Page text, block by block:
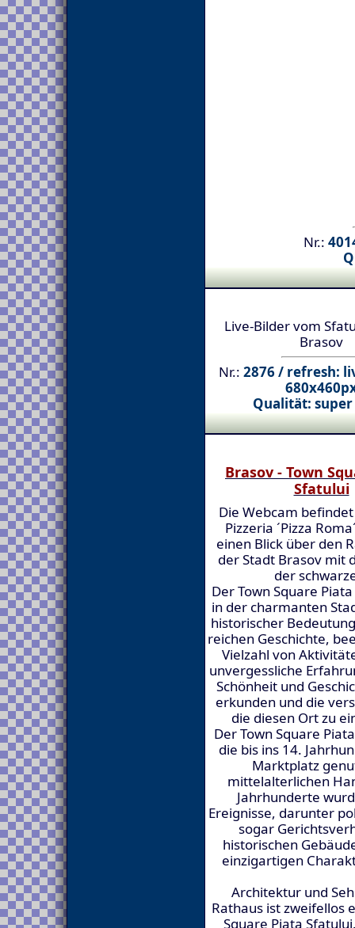
Nr.:
Live-Bilder vom
Brasov
Nr.: 2876 / refresh:
Qualität:
Brasov - Town
Sfatului
Die Webcam
Pizzeria ´Pizza
einen Blick über den
der Stadt Brasov mit
der
Der Town Square
in der charmanten
historischer
reichen Geschichte,
Vielzahl von
unvergessliche
Schönheit und
erkunden und die
die diesen Ort zu
Der Town Square
die bis ins 14.
Marktplatz
mittelalterlichen
Jahrhunderte
Ereignisse, darunter
sogar
historischen
einzigartigen
Architektur und
Rathaus ist zweifellos
Square Piata